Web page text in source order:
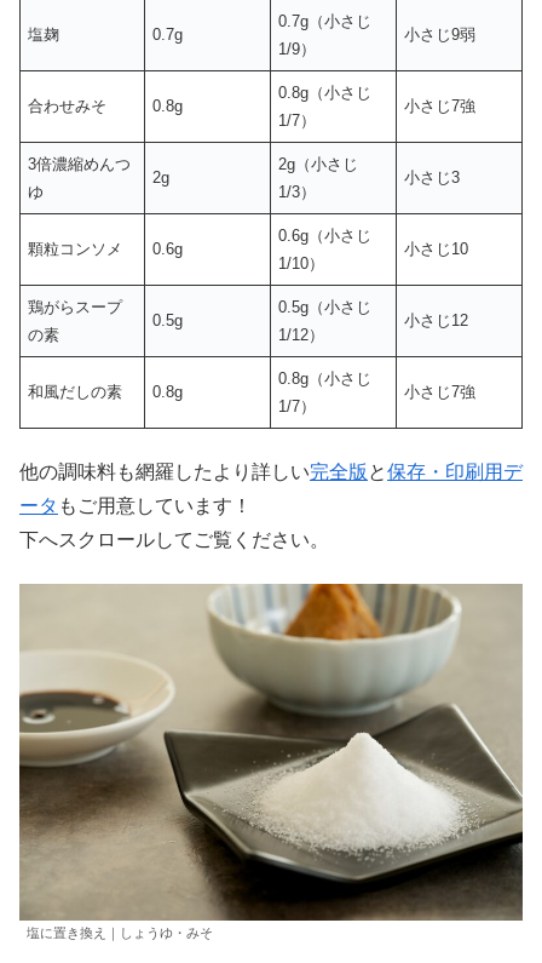
塩麹 0.7g
0.7g（小さじ
1/9）
小さじ9弱
合わせみそ 0.8g
0.8g（小さじ
1/7）
小さじ7強
3倍濃縮めんつ
ゆ
2g
2g（小さじ
1/3）
小さじ3
顆粒コンソメ 0.6g
0.6g（小さじ
1/10）
小さじ10
鶏がらスープ
の素
0.5g
0.5g（小さじ
1/12）
小さじ12
和風だしの素 0.8g
0.8g（小さじ
1/7）
小さじ7強
他の調味料も網羅したより詳しい完全版 と保存・印刷用デ
ータ もご用意しています！
下へスクロールしてご覧ください。
塩に置き換え｜しょうゆ・みそ